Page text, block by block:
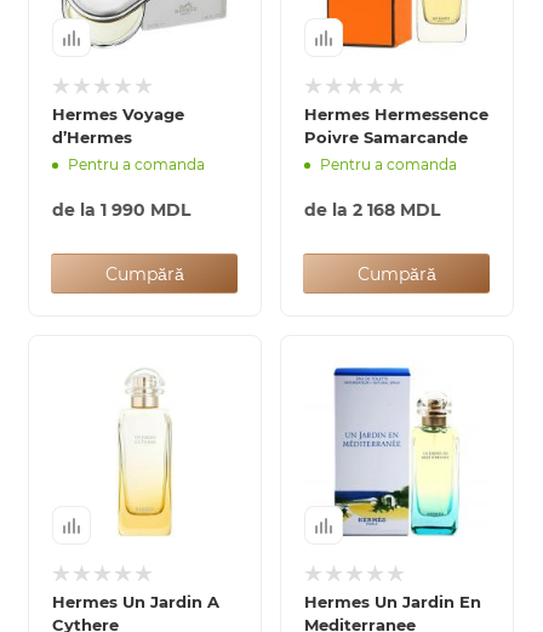
Hermes Voyage
d’Hermes
Pentru a comanda
de la 1 990 MDL
Cumpără
Hermes Hermessence
Poivre Samarcande
Pentru a comanda
de la 2 168 MDL
Cumpără
Hermes Un Jardin A
Cythere
Hermes Un Jardin En
Mediterranee